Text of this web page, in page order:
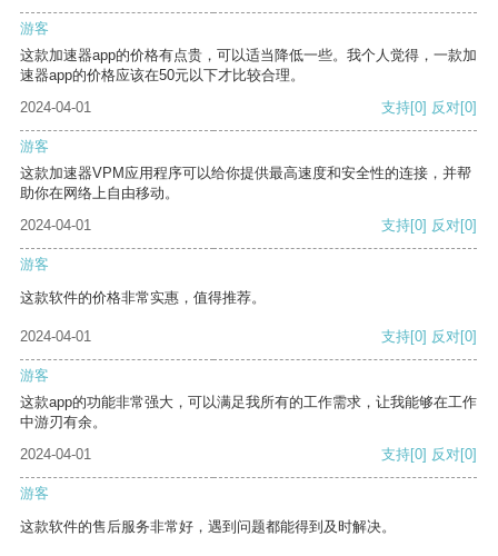
游客
这款加速器app的价格有点贵，可以适当降低一些。我个人觉得，一款加
速器app的价格应该在50元以下才比较合理。
2024-04-01
支持[0] 反对[0]
游客
这款加速器VPM应用程序可以给你提供最高速度和安全性的连接，并帮
助你在网络上自由移动。
2024-04-01
支持[0] 反对[0]
游客
这款软件的价格非常实惠，值得推荐。
2024-04-01 支持[0] 反对[0]
游客
这款app的功能非常强大，可以满足我所有的工作需求，让我能够在工作
中游刃有余。
2024-04-01
支持[0] 反对[0]
游客
这款软件的售后服务非常好，遇到问题都能得到及时解决。